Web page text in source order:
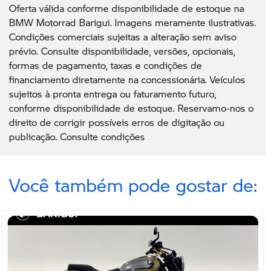
Oferta válida conforme disponibilidade de estoque na
BMW Motorrad Barigui. Imagens meramente ilustrativas.
Condições comerciais sujeitas a alteração sem aviso
prévio. Consulte disponibilidade, versões, opcionais,
formas de pagamento, taxas e condições de
financiamento diretamente na concessionária. Veículos
sujeitos à pronta entrega ou faturamento futuro,
conforme disponibilidade de estoque. Reservamo-nos o
direito de corrigir possíveis erros de digitação ou
publicação. Consulte condições
Você também pode gostar de: